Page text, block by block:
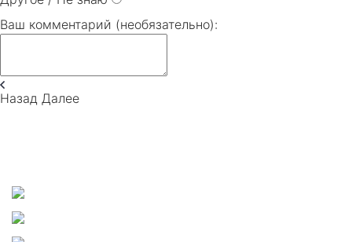
Ваш комментарий (необязательно):
Назад Далее